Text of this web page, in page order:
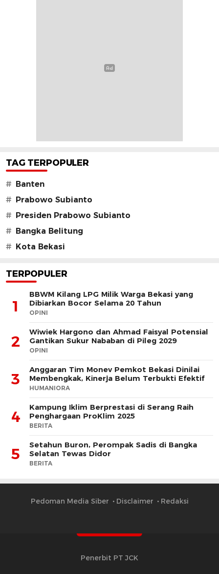
TAG TERPOPULER
# Banten
# Prabowo Subianto
# Presiden Prabowo Subianto
# Bangka Belitung
# Kota Bekasi
TERPOPULER
1
BBWM Kilang LPG Milik Warga Bekasi yang
Dibiarkan Bocor Selama 20 Tahun
OPINI
2
Wiwiek Hargono dan Ahmad Faisyal Potensial
Gantikan Sukur Nababan di Pileg 2029
OPINI
3
Anggaran Tim Monev Pemkot Bekasi Dinilai
Membengkak, Kinerja Belum Terbukti Efektif
HUMANIORA
4
Kampung Iklim Berprestasi di Serang Raih
Penghargaan ProKlim 2025
BERITA
5
Setahun Buron, Perompak Sadis di Bangka
Selatan Tewas Didor
BERITA
Pedoman Media Siber Disclaimer Redaksi
Penerbit PT JCK